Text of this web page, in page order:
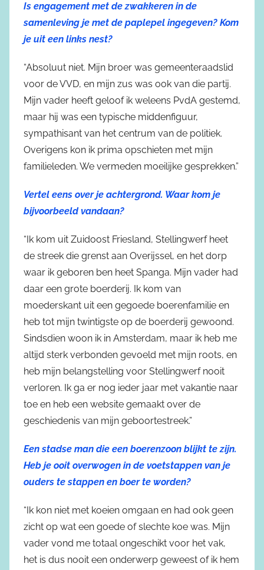
Is engagement met de zwakkeren in de
samenleving je met de paplepel ingegeven? Kom
je uit een links nest?
“Absoluut niet. Mijn broer was gemeenteraadslid
voor de VVD, en mijn zus was ook van die partij.
Mijn vader heeft geloof ik weleens PvdA gestemd,
maar hij was een typische middenfiguur,
sympathisant van het centrum van de politiek.
Overigens kon ik prima opschieten met mijn
familieleden. We vermeden moeilijke gesprekken.”
Vertel eens over je achtergrond. Waar kom je
bijvoorbeeld vandaan?
“Ik kom uit Zuidoost Friesland, Stellingwerf heet
de streek die grenst aan Overijssel, en het dorp
waar ik geboren ben heet Spanga. Mijn vader had
daar een grote boerderij. Ik kom van
moederskant uit een gegoede boerenfamilie en
heb tot mijn twintigste op de boerderij gewoond.
Sindsdien woon ik in Amsterdam, maar ik heb me
altijd sterk verbonden gevoeld met mijn roots, en
heb mijn belangstelling voor Stellingwerf nooit
verloren. Ik ga er nog ieder jaar met vakantie naar
toe en heb een website gemaakt over de
geschiedenis van mijn geboortestreek.”
Een stadse man die een boerenzoon blijkt te zijn.
Heb je ooit overwogen in de voetstappen van je
ouders te stappen en boer te worden?
“Ik kon niet met koeien omgaan en had ook geen
zicht op wat een goede of slechte koe was. Mijn
vader vond me totaal ongeschikt voor het vak,
het is dus nooit een onderwerp geweest of ik hem